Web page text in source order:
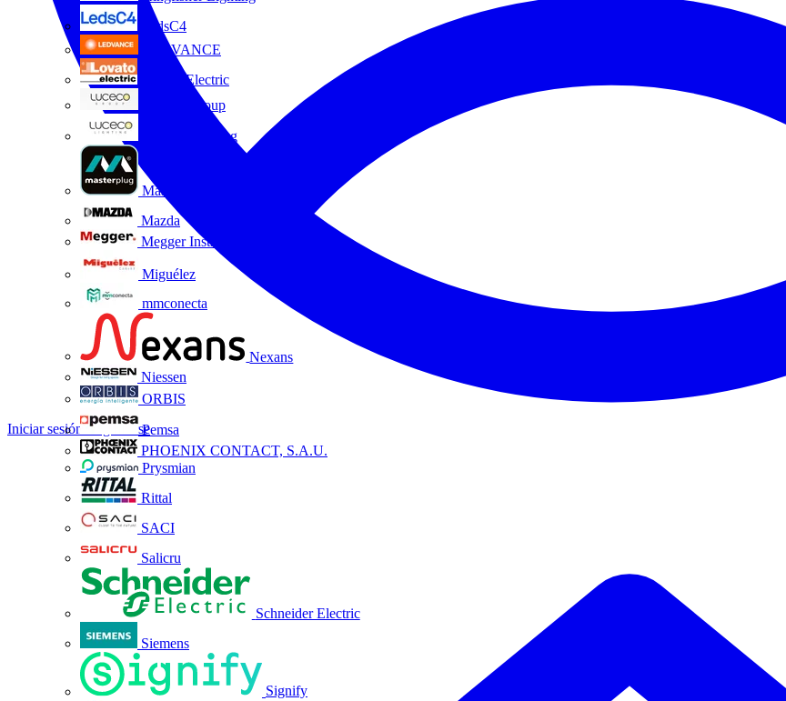
LedsC4
LEDVANCE
Lovato Electric
Luceco Group
Luceco Lighting
Masterplug
Mazda
Megger Instruments S.L.
Miguélez
mmconecta
Nexans
Niessen
ORBIS
Pemsa
PHOENIX CONTACT, S.A.U.
Prysmian
Rittal
SACI
Salicru
Schneider Electric
Siemens
Signify
Iniciar sesiónRegistrarse